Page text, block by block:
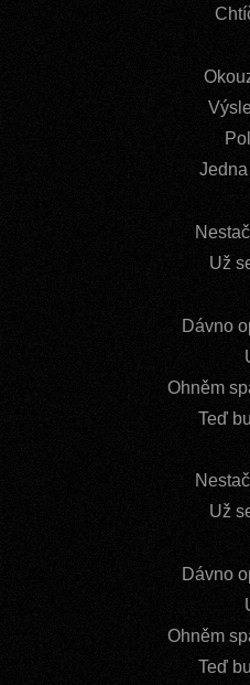
Už
Dávno
Ohněm
Teď
Už
Dávno
Ohněm
Teď